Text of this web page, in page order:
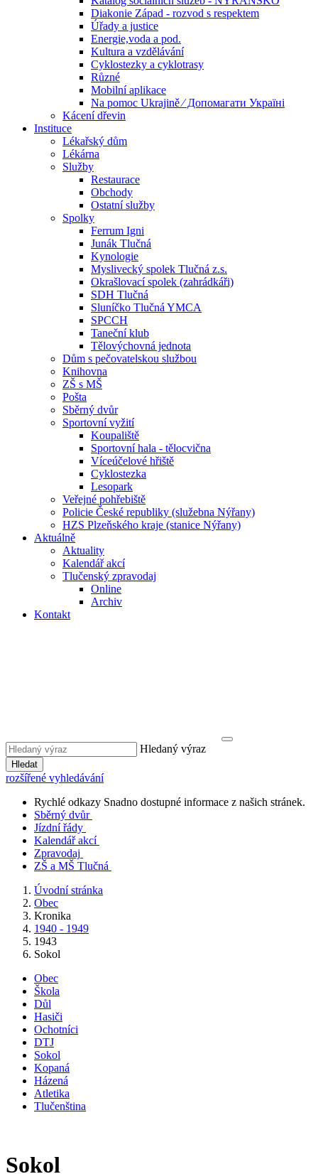
Diakonie Západ - rozvod s respektem
Úřady a justice
Energie,voda a pod.
Kultura a vzdělávání
Cyklostezky a cyklotrasy
Různé
Mobilní aplikace
Na pomoc Ukrajině ⁄ Допомагати Україні
Kácení dřevin
Instituce
Lékařský dům
Lékárna
Služby
Restaurace
Obchody
Ostatní služby
Spolky
Ferrum Igni
Junák Tlučná
Kynologie
Myslivecký spolek Tlučná z.s.
Okrašlovací spolek (zahrádkáři)
SDH Tlučná
Sluníčko Tlučná YMCA
SPCCH
Taneční klub
Tělovýchovná jednota
Dům s pečovatelskou službou
Knihovna
ZŠ s MŠ
Pošta
Sběrný dvůr
Sportovní vyžití
Koupaliště
Sportovní hala - tělocvična
Víceúčelové hřiště
Cyklostezka
Lesopark
Veřejné pohřebiště
Policie České republiky (služebna Nýřany)
HZS Plzeňského kraje (stanice Nýřany)
Aktuálně
Aktuality
Kalendář akcí
Tlučenský zpravodaj
Online
Archiv
Kontakt
Hledaný výraz
Hledat
rozšířené vyhledávání
Rychlé odkazy Snadno dostupné informace z našich stránek.
Sběrný dvůr
Jízdní řády
Kalendář akcí
Zpravodaj
ZŠ a MŠ Tlučná
Úvodní stránka
Obec
Kronika
1940 - 1949
1943
Sokol
Obec
Škola
Důl
Hasiči
Ochotníci
DTJ
Sokol
Kopaná
Házená
Atletika
Tlučenština
Sokol